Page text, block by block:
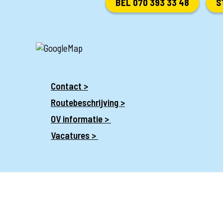
BEL 070 393 33 48
Contact >
Routebeschrijving >
OV informatie >
Vacatures >